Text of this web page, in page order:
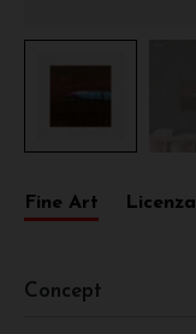
Fine Art Licenza
Concept